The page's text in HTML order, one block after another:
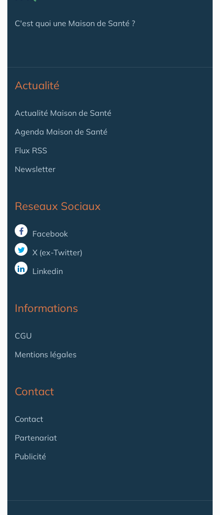
C'est quoi une Maison de Santé ?
Actualité
Actualité Maison de Santé
Agenda Maison de Santé
Flux RSS
Newsletter
Reseaux Sociaux
Facebook
X (ex-Twitter)
Linkedin
Informations
CGU
Mentions légales
Contact
Contact
Partenariat
Publicité